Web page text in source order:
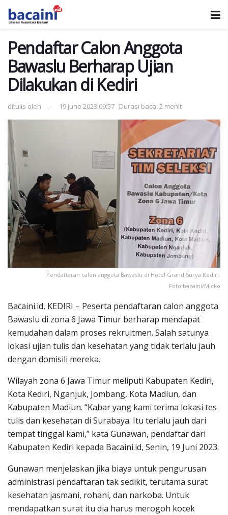
Pendaftar Calon Anggota
Bawaslu Berharap Ujian
Dilakukan di Kediri
ditulis oleh 19 June 2023 09:57 Durasi baca: 2 menit
Pendaftaran calon anggota Bawaslu di Hotel Grand Surya Kediri.
Foto:bacaini/Micko
Bacaini.id, KEDIRI – Peserta pendaftaran calon anggota
Bawaslu di zona 6 Jawa Timur berharap mendapat
kemudahan dalam proses rekruitmen. Salah satunya
lokasi ujian tulis dan kesehatan yang tidak terlalu jauh
dengan domisili mereka.
Wilayah zona 6 Jawa Timur meliputi Kabupaten Kediri,
Kota Kediri, Nganjuk, Jombang, Kota Madiun, dan
Kabupaten Madiun. “Kabar yang kami terima lokasi tes
tulis dan kesehatan di Surabaya. Itu terlalu jauh dari
tempat tinggal kami,” kata Gunawan, pendaftar dari
Kabupaten Kediri kepada Bacaini.id, Senin, 19 Juni 2023.
Gunawan menjelaskan jika biaya untuk pengurusan
administrasi pendaftaran tak sedikit, terutama surat
kesehatan jasmani, rohani, dan narkoba. Untuk
mendapatkan surat itu dia harus merogoh kocek